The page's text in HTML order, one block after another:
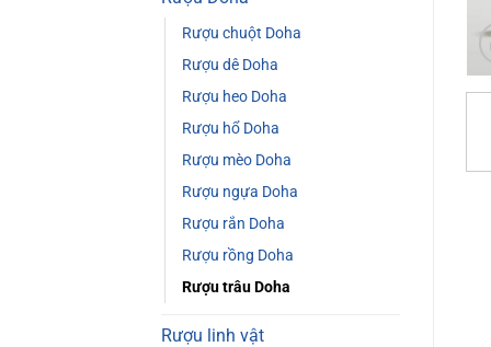
Rượu chuột Doha
Rượu dê Doha
Rượu heo Doha
Rượu hổ Doha
Rượu mèo Doha
Rượu ngựa Doha
Rượu rắn Doha
Rượu rồng Doha
Rượu trâu Doha
Rượu linh vật